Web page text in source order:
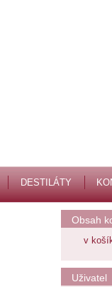
DESTILÁTY
Obsah
v
Uživatel